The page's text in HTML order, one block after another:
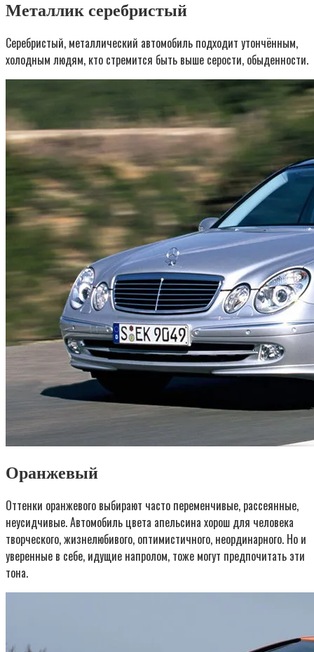
Металлик серебристый
Серебристый, металлический автомобиль подходит утончённым,
холодным людям, кто стремится быть выше серости, обыденности.
Оранжевый
Оттенки оранжевого выбирают часто переменчивые, рассеянные,
неусидчивые. Автомобиль цвета апельсина хорош для человека
творческого, жизнелюбивого, оптимистичного, неординарного. Но и
уверенные в себе, идущие напролом, тоже могут предпочитать эти
тона.